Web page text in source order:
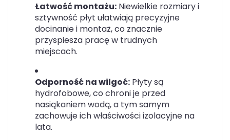
Łatwość montażu: Niewielkie rozmiary i
sztywność płyt ułatwiają precyzyjne
docinanie i montaż, co znacznie
przyspiesza pracę w trudnych
miejscach.
Odporność na wilgoć: Płyty są
hydrofobowe, co chroni je przed
nasiąkaniem wodą, a tym samym
zachowuje ich właściwości izolacyjne na
lata.